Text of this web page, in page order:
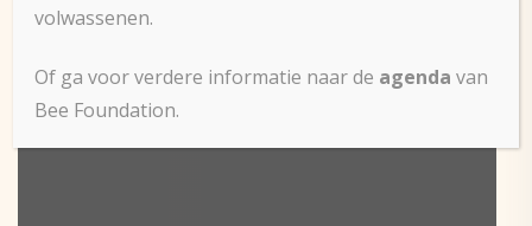
volwassenen.
Of ga voor verdere informatie naar de agenda van
Bee Foundation.